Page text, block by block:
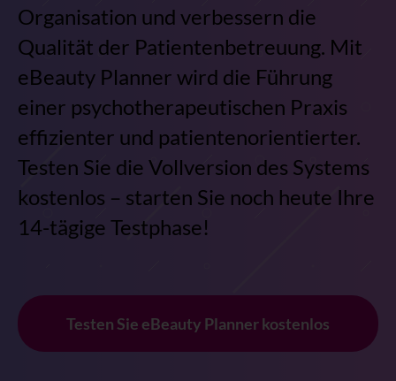
Organisation und verbessern die
Qualität der Patientenbetreuung. Mit
eBeauty Planner wird die Führung
einer psychotherapeutischen Praxis
effizienter und patientenorientierter.
Testen Sie die Vollversion des Systems
kostenlos – starten Sie noch heute Ihre
14-tägige Testphase!
Testen Sie eBeauty Planner kostenlos